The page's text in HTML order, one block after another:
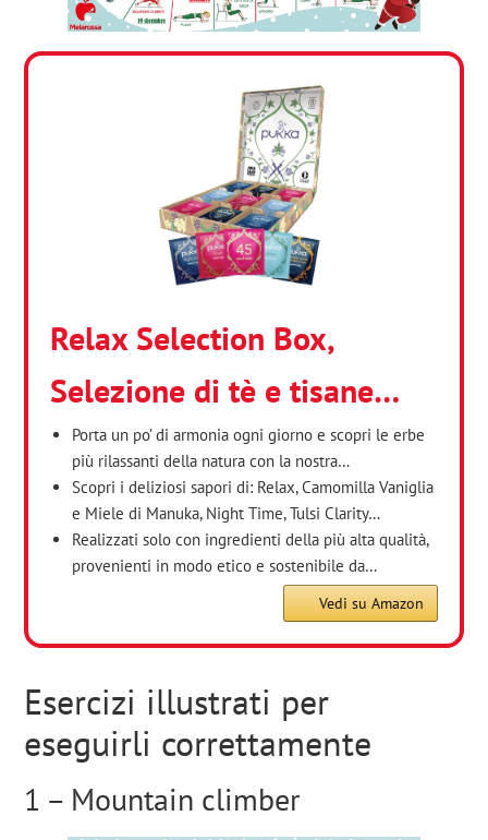
Relax Selection Box,
Selezione di tè e tisane…
Porta un po’ di armonia ogni giorno e scopri le erbe
più rilassanti della natura con la nostra…
Scopri i deliziosi sapori di: Relax, Camomilla Vaniglia
e Miele di Manuka, Night Time, Tulsi Clarity…
Realizzati solo con ingredienti della più alta qualità,
provenienti in modo etico e sostenibile da…
Vedi su Amazon
Esercizi illustrati per
eseguirli correttamente
1 – Mountain climber